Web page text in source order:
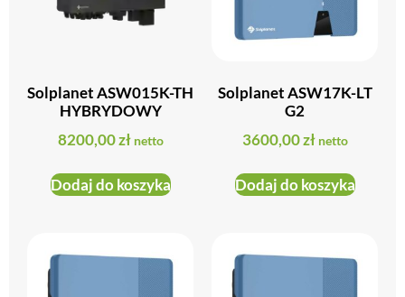
Solplanet ASW015K-TH
HYBRYDOWY
8200,00zł netto
Dodaj do koszyka
Solplanet ASW17K-LT
G2
3600,00zł netto
Dodaj do koszyka